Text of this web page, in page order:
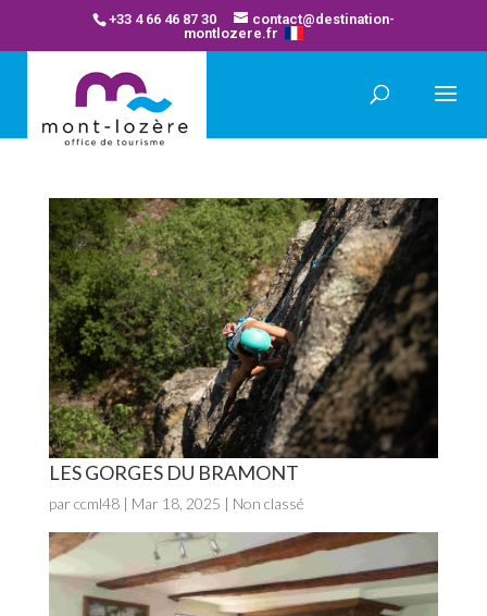
+33 4 66 46 87 30
contact@destination-
montlozere.fr
LES GORGES DU BRAMONT
par ccml48| Mar 18, 2025 | Non classé